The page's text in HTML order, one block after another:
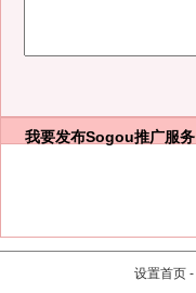
我要发布Sogou推广服务
设置首页 -